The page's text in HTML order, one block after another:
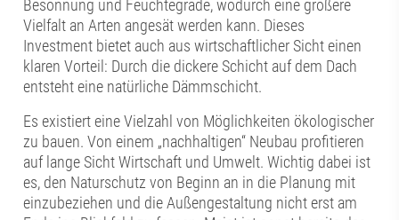
Besonnung und Feuchtegrade, wodurch eine größere
Vielfalt an Arten angesät werden kann. Dieses
Investment bietet auch aus wirtschaftlicher Sicht einen
klaren Vorteil: Durch die dickere Schicht auf dem Dach
entsteht eine natürliche Dämmschicht.
Es existiert eine Vielzahl von Möglichkeiten ökologischer
zu bauen. Von einem „nachhaltigen“ Neubau profitieren
auf lange Sicht Wirtschaft und Umwelt. Wichtig dabei ist
es, den Naturschutz von Beginn an in die Planung mit
einzubeziehen und die Außengestaltung nicht erst am